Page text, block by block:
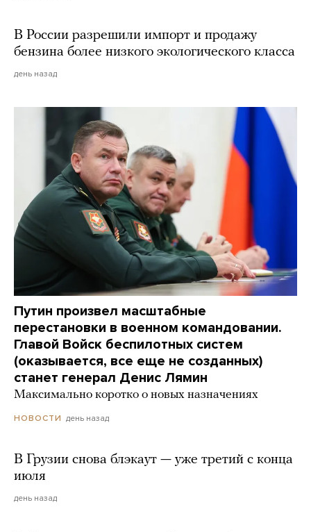
В России разрешили импорт и продажу
бензина более низкого экологического класса
день назад
Путин произвел масштабные
перестановки в военном командовании.
Главой Войск беспилотных систем
(оказывается, все еще не созданных)
станет генерал Денис Лямин
Максимально коротко о новых назначениях
НОВОСТИ день назад
В Грузии снова блэкаут — уже третий с конца
июля
день назад